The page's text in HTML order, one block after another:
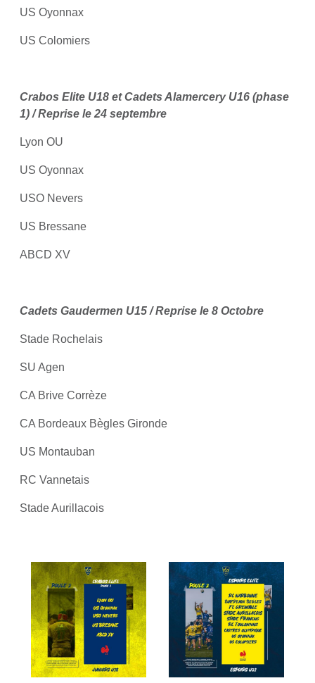
US Oyonnax
US Colomiers
Crabos Elite U18 et Cadets Alamercery U16 (phase
1) / Reprise le 24 septembre
Lyon OU
US Oyonnax
USO Nevers
US Bressane
ABCD XV
Cadets Gaudermen U15 / Reprise le 8 Octobre
Stade Rochelais
SU Agen
CA Brive Corrèze
CA Bordeaux Bègles Gironde
US Montauban
RC Vannetais
Stade Aurillacois